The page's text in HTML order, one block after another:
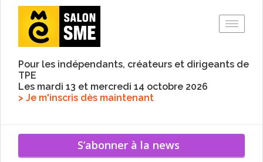
Pour les indépendants, créateurs et dirigeants de
TPE
Les mardi 13 et mercredi 14 octobre 2026
> Je m'inscris dès maintenant
S’abonner à la news